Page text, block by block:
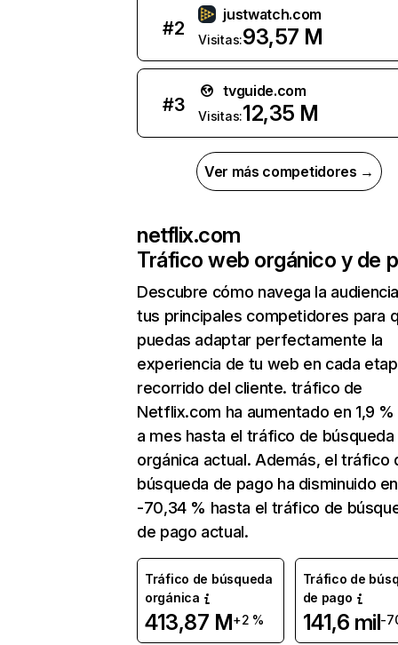
#2
justwatch.com
Visitas:93,57 M
#3
tvguide.com
Visitas:12,35 M
Ver más competidores →
netflix.com
Tráfico web orgánico y de
Descubre cómo navega la
tus principales competidores para
puedas adaptar perfectamente la
experiencia de tu web en cada
recorrido del cliente. tráfico de
Netflix.com ha aumentado en 1,9
a mes hasta el tráfico de búsqueda
orgánica actual. Además, el tráfico
búsqueda de pago ha disminuido en
-70,34 % hasta el tráfico de
de pago actual.
Tráfico de búsqueda
orgánica
413,87 M+2 %
Tráfico de
de pago
141,6 mil-